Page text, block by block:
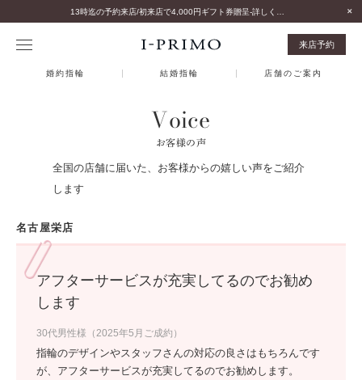
来店予約
婚約指輪 結婚指輪 店舗のご案内
Voice
お客様の声
全国の店舗に届いた、お客様からの嬉しい声をご紹介
します
名古屋栄店
アフターサービスが充実してるのでお勧め
します
30代男性様（2025年5月ご成約）
指輪のデザインやスタッフさんの対応の良さはもちろんです
が、アフターサービスが充実してるのでお勧めします。